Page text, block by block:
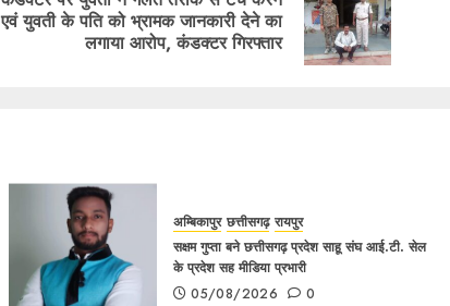
एवं युवती के पति को भ्रामक जानकारी देने का
लगाया आरोप, कंडक्टर गिरफ्तार
अम्बिकापुर छत्तीसगढ़ रायपुर
सक्षम गुप्ता बने छत्तीसगढ़ प्रदेश साहू संघ आई.टी. सेल
के प्रदेश सह मीडिया प्रभारी
05/08/2026
0